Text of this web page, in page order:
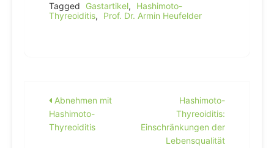
Tagged Gastartikel,
Hashimoto-
Thyreoiditis, Prof. Dr. Armin Heufelder
Beitragsnavigation
Abnehmen mit
Hashimoto-
Thyreoiditis
Hashimoto-
Thyreoiditis:
Einschränkungen der
Lebensqualität